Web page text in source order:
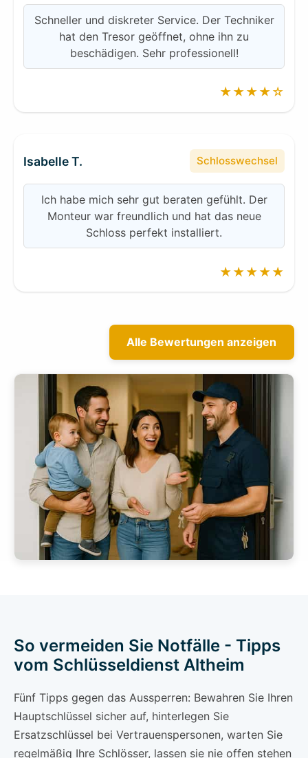
Schneller und diskreter Service. Der Techniker
hat den Tresor geöffnet, ohne ihn zu
beschädigen. Sehr professionell!
★★★★☆
Isabelle T. Schlosswechsel
Ich habe mich sehr gut beraten gefühlt. Der
Monteur war freundlich und hat das neue
Schloss perfekt installiert.
★★★★★
Alle Bewertungen anzeigen
So vermeiden Sie Notfälle - Tipps
vom Schlüsseldienst Altheim
Fünf Tipps gegen das Aussperren: Bewahren Sie Ihren
Hauptschlüssel sicher auf, hinterlegen Sie
Ersatzschlüssel bei Vertrauenspersonen, warten Sie
regelmäßig Ihre Schlösser, lassen sie nie offen stehen